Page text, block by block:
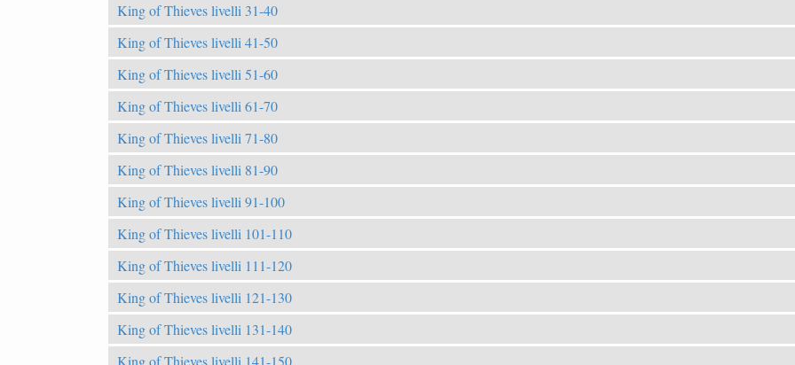
King of Thieves livelli 31-40
King of Thieves livelli 41-50
King of Thieves livelli 51-60
King of Thieves livelli 61-70
King of Thieves livelli 71-80
King of Thieves livelli 81-90
King of Thieves livelli 91-100
King of Thieves livelli 101-110
King of Thieves livelli 111-120
King of Thieves livelli 121-130
King of Thieves livelli 131-140
King of Thieves livelli 141-150